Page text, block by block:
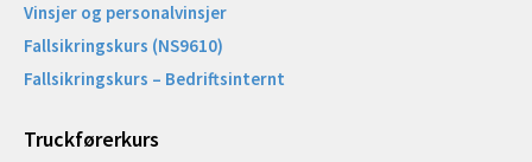
Vinsjer og personalvinsjer
Fallsikringskurs (NS9610)
Fallsikringskurs – Bedriftsinternt
Truckførerkurs